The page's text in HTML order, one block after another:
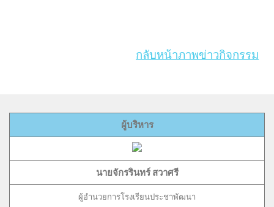
กลับหน้าภาพข่าวกิจกรรม
ผู้บริหาร
นายจักรรินทร์ สวาศรี
ผู้อำนวยการโรงเรียนประชาพัฒนา